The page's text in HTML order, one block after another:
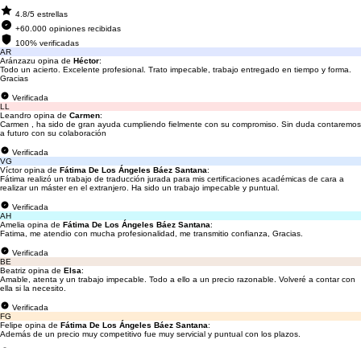
4.8/5 estrellas
+60.000 opiniones recibidas
100% verificadas
AR
Aránzazu opina de Héctor:
Todo un acierto. Excelente profesional. Trato impecable, trabajo entregado en tiempo y forma.
Gracias
Verificada
LL
Leandro opina de Carmen:
Carmen , ha sido de gran ayuda cumpliendo fielmente con su compromiso. Sin duda contaremos
a futuro con su colaboración
Verificada
VG
Víctor opina de Fátima De Los Ángeles Báez Santana:
Fátima realizó un trabajo de traducción jurada para mis certificaciones académicas de cara a
realizar un máster en el extranjero. Ha sido un trabajo impecable y puntual.
Verificada
AH
Amelia opina de Fátima De Los Ángeles Báez Santana:
Fatima, me atendio con mucha profesionalidad, me transmitio confianza, Gracias.
Verificada
BE
Beatriz opina de Elsa:
Amable, atenta y un trabajo impecable. Todo a ello a un precio razonable. Volveré a contar con
ella si la necesito.
Verificada
FG
Felipe opina de Fátima De Los Ángeles Báez Santana:
Además de un precio muy competitivo fue muy servicial y puntual con los plazos.